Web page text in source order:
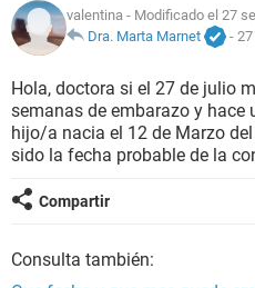
NUTRICIÓN
SEXUALIDAD
GLOSARIO
valentina - Modificado el 27
Dra. Marta Marnet
-
Hola, doctora si el 27 de julio
semanas de embarazo y hace
hijo/a nacia el 12 de Marzo
sido la fecha probable de la
Compartir
Consulta también: